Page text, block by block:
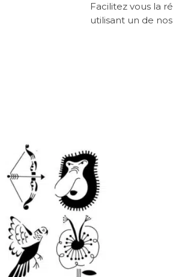
Facilitez vous la
utilisant un de